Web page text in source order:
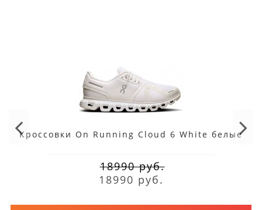
Кроссовки On Running Cloud 6 White белые
18990 руб.
18990 руб.